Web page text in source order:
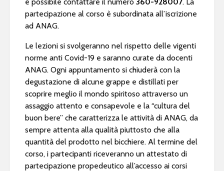
partecipazione al corso è subordinata all’iscrizione
ad ANAG.
Le lezioni si svolgeranno nel rispetto delle vigenti
norme anti Covid-19 e saranno curate da docenti
ANAG. Ogni appuntamento si chiuderà con la
degustazione di alcune grappe e distillati per
scoprire meglio il mondo spiritoso attraverso un
assaggio attento e consapevole e la “cultura del
buon bere” che caratterizza le attività di ANAG, da
sempre attenta alla qualità piuttosto che alla
quantità del prodotto nel bicchiere. Al termine del
corso, i partecipanti riceveranno un attestato di
partecipazione propedeutico all’accesso ai corsi